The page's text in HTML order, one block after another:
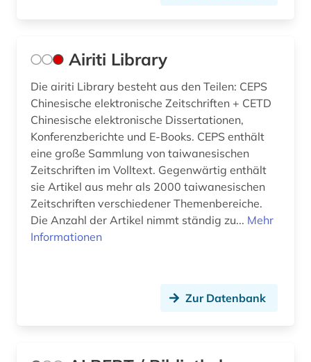
enzyklopädie (3)
erdgas (1)
erdwissenschaften (1)
erfindung (1)
erneuerbare energie (1)
ernährung (1)
europa patent (2)
Airiti Library
Die airiti Library besteht aus den Teilen: CEPS
Chinesische elektronische Zeitschriften + CETD
Chinesische elektronische Dissertationen,
Konferenzberichte und E-Books. CEPS enthält
eine große Sammlung von taiwanesischen
Zeitschriften im Volltext. Gegenwärtig enthält
sie Artikel aus mehr als 2000 taiwanesischen
Zeitschriften verschiedener Themenbereiche.
Die Anzahl der Artikel nimmt ständig zu... Mehr
Informationen
Zur Datenbank